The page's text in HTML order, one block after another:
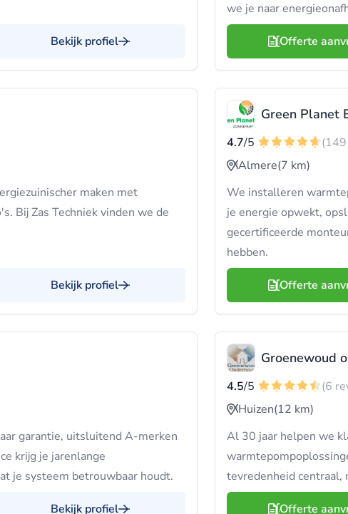
Bekijk profiel
we je naar
Offerte
maken met
Bij Zas Techniek vinden we de
Bekijk profiel
Green Planet
4.7/5
Almere(7 km)
We installeren
je energie opwekt,
gecertificeerde
hebben.
Offerte
garantie, uitsluitend A-merken
krijg je jarenlange
je systeem betrouwbaar houdt.
Bekijk profiel
Groenewoud
4.5/5
(6
Huizen(12 km)
Al 30 jaar helpen we
tevredenheid centraal,
Offerte